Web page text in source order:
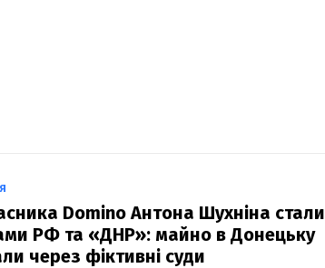
Domino Антона Шухніна стали
РФ та «ДНР»: майно в Донецьку
через фіктивні суди